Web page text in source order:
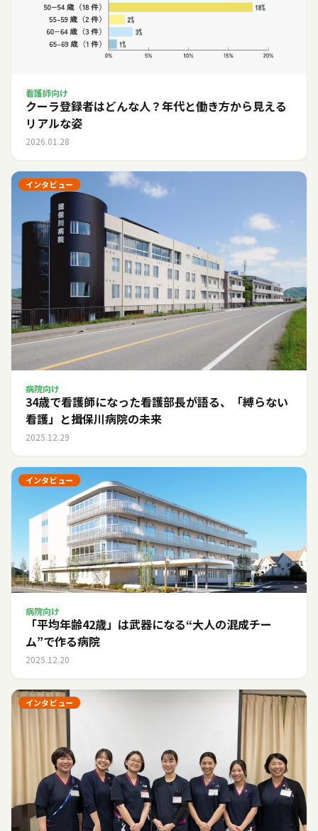
看護師向け
クーラ登録者はどんな人？年代と働き方から見える
リアルな姿
2026.01.28
インタビュー
病院向け
34歳で看護師になった看護部長が語る、「縛らない
看護」と揖保川病院の未来
2025.12.29
インタビュー
病院向け
「平均年齢42歳」は武器になる――“大人の混成チー
ム”で作る病院
2025.12.20
インタビュー